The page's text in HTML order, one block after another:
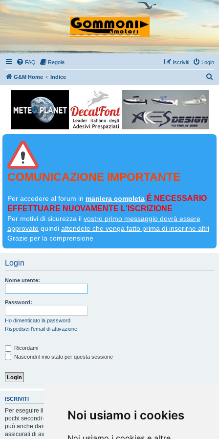
Noi usiamo i cookies
FAQ Regole Login
Iscriviti
G&M Home Indice
COMUNICAZIONE IMPORTANTE
Per accedere al forum in maniera completa É NECESSARIO
EFFETTUARE NUOVAMENTE L'ISCRIZIONE
Per motivi di sicurezza il vostro primo messaggio dovrà essere
approvato quindi attendete che venga fatto prima di inserirne altri
Grazie per la comprensione
Login
Nome utente:
Password:
Ho dimenticato la password
Rispedisci l’email di attivazione
Ricordami
Nascondi il mio stato per questa sessione
ISCRIVITI
Per eseguire il login devi essere registrato. La registrazione richiede solo
pochi secondi e garantisce l’accesso alle funzioni avanzate. L’amministratore
può anche dare permessi speciali agli utenti. Prima di eseguire il login
assicurati di aver letto i termini d’uso e le varie regole.